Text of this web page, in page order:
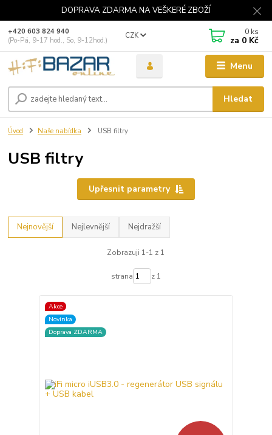
DOPRAVA ZDARMA NA VEŠKERÉ ZBOŽÍ
Menu
CZK
Hledat
+420 603 824 940
(Po-Pá, 9-17 hod., So, 9-12hod.)
0 ks
za 0 Kč
Úvod Naše nabídka USB filtry
USB filtry
Upřesnit parametry
Nejnovější Nejlevnější Nejdražší
Zobrazuji 1-1 z 1
strana z 1
Akce
Novinka
Doprava ZDARMA